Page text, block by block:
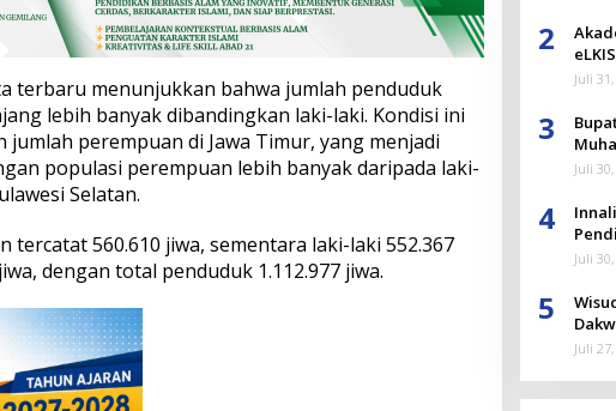
terbaru menunjukkan bahwa jumlah penduduk
lebih banyak dibandingkan laki-laki. Kondisi ini
perempuan di Jawa Timur, yang menjadi
populasi perempuan lebih banyak daripada laki-
Selatan.
tercatat 560.610 jiwa, sementara laki-laki 552.367
dengan total penduduk 1.112.977 jiwa.
2
Juli
3
Juli
4
Juli
5
Juli